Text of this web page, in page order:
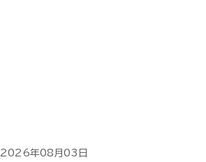
2026年08月03日